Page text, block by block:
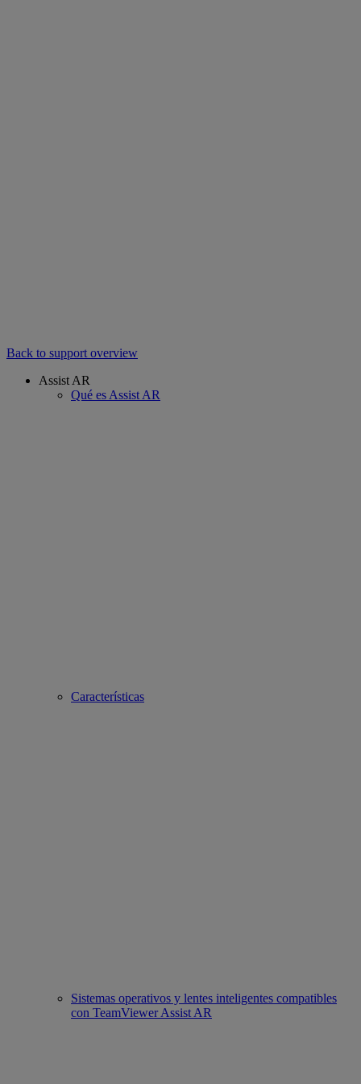
Back to support overview
Assist AR
Qué es Assist AR
Características
Sistemas operativos y lentes inteligentes compatibles
con TeamViewer Assist AR